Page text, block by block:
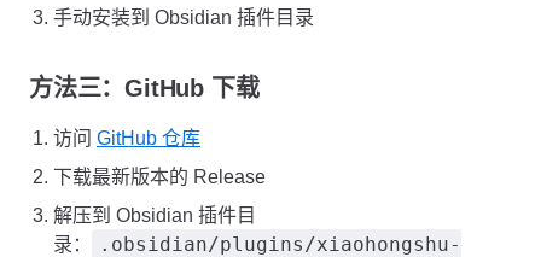
手动安装到 Obsidian 插件目录
方法三：GitHub 下载
访问 GitHub 仓库
下载最新版本的 Release
解压到 Obsidian 插件目
录：
.obsidian/plugins/xiaohongshu-